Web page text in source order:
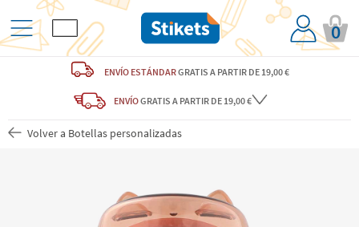
0
ENVÍO ESTÁNDARGRATIS A PARTIR DE 19,00 €
ENVÍOGRATIS A PARTIR DE 19,00 €
Volver a Botellas personalizadas